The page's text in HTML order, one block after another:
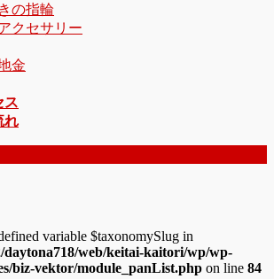
の指輪
クセサリー
金
ス
れ
variable $taxonomySlug in
daytona718/web/keitai-kaitori/wp/wp-
biz-vektor/module_panList.php on line 84